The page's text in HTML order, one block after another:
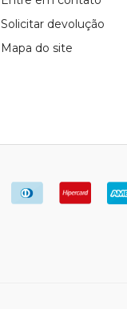
Solicitar devolução
Mapa do site